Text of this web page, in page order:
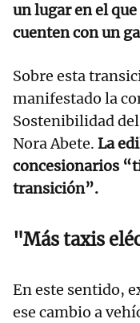
un lugar en el
cuenten con un
Sobre esta
manifestado la
Sostenibilidad
Nora Abete. La
concesionarios
transición”.
"Más taxis
En este sentido,
ese cambio a